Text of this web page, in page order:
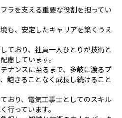
ラを支える重要な役割を担ってい
も、安定したキャリアを築くうえ
ており、社員一人ひとりが技術と
慮しています。
ナンスに至るまで、多岐に渡るプ
飽きることなく成長し続けること
おり、電気工事士としてのスキル
行っています。